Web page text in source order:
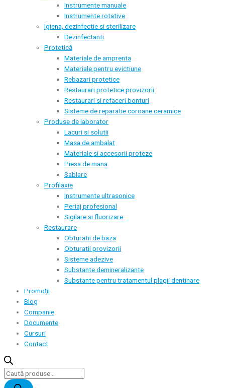
Instrumente manuale
Instrumente rotative
Igiena, dezinfectie si sterilizare
Dezinfectanti
Protetică
Materiale de amprenta
Materiale pentru evictiune
Rebazari protetice
Restaurari protetice provizorii
Restaurari si refaceri bonturi
Sisteme de reparatie coroane ceramice
Produse de laborator
Lacuri si solutii
Masa de ambalat
Materiale si accesorii proteze
Piesa de mana
Sablare
Profilaxie
Instrumente ultrasonice
Periaj profesional
Sigilare si fluorizare
Restaurare
Obturatii de baza
Obturatii provizorii
Sisteme adezive
Substante demineralizante
Substante pentru tratamentul plagii dentinare
Promoții
Blog
Companie
Documente
Cursuri
Contact
Products
search